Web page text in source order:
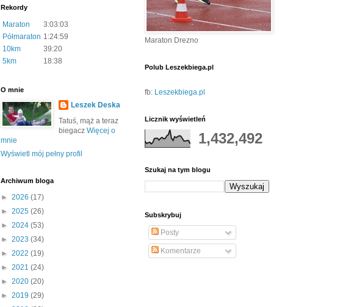
Rekordy
Maraton
3:03:03
Półmaraton 1:24:59
10km
39:20
5km
18:38
O mnie
Leszek Deska
Tatuś, mąż a teraz
biegacz Więcej o
mnie
Wyświetl mój pełny profil
Archiwum bloga
► 2026 (17)
► 2025 (26)
► 2024 (53)
► 2023 (34)
► 2022 (19)
► 2021 (24)
► 2020 (20)
► 2019 (29)
Maraton Drezno
Polub Leszekbiega.pl
fb: Leszekbiega.pl
Licznik wyświetleń
1,432,492
Szukaj na tym blogu
Subskrybuj
Posty
Komentarze